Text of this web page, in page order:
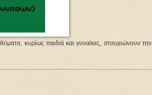
κυρίως παιδιά και γυναίκες, στοιχειώνουν την